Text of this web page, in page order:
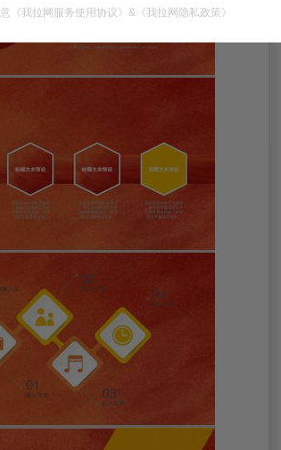
《我拉网服务使用协议》 & 《我拉网隐私政策》